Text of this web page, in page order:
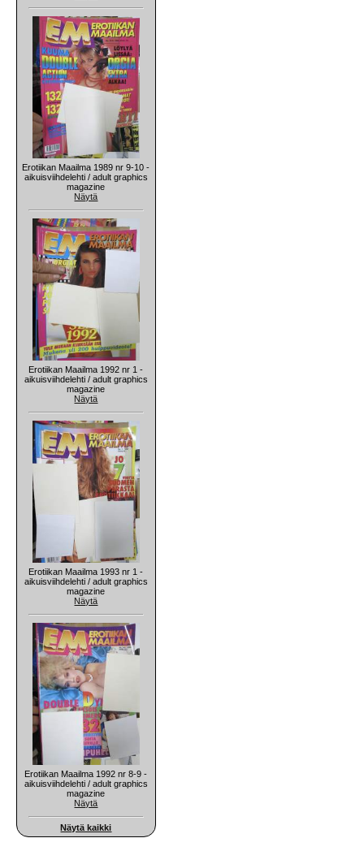
Erotiikan Maailma 1989 nr 9-10 -
aikuisviihdelehti / adult graphics
magazine
Näytä
Erotiikan Maailma 1992 nr 1 -
aikuisviihdelehti / adult graphics
magazine
Näytä
Erotiikan Maailma 1993 nr 1 -
aikuisviihdelehti / adult graphics
magazine
Näytä
Erotiikan Maailma 1992 nr 8-9 -
aikuisviihdelehti / adult graphics
magazine
Näytä
Näytä kaikki